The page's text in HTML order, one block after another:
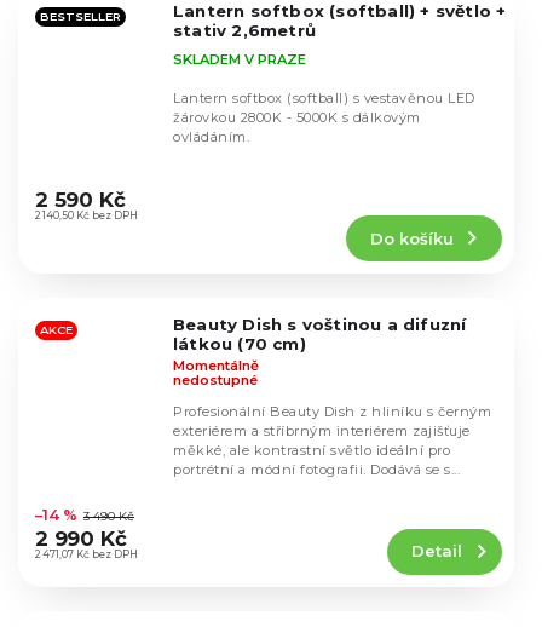
hvězdiček.
BESTSELLER
Lantern softbox (softball) + světlo +
stativ 2,6metrů
hodnocení
produktu
hvězdiček.
SKLADEM V PRAZE
2 140,50 Kč bez DPH
2 590 Kč
Do košíku
Lantern softbox (softball) s vestavěnou LED
žárovkou 2800K - 5000K s dálkovým
ovládáním.
AKCE
Beauty Dish s voštinou a difuzní
látkou (70 cm)
hodnocení
produktu
je
Momentálně
nedostupné
2 471,07 Kč bez DPH
–14 % 3 490 Kč
2 990 Kč Detail
Profesionální Beauty Dish z hliníku s černým
exteriérem a stříbrným interiérem zajišťuje
měkké, ale kontrastní světlo ideální pro
portrétní a módní fotografii. Dodává se s...